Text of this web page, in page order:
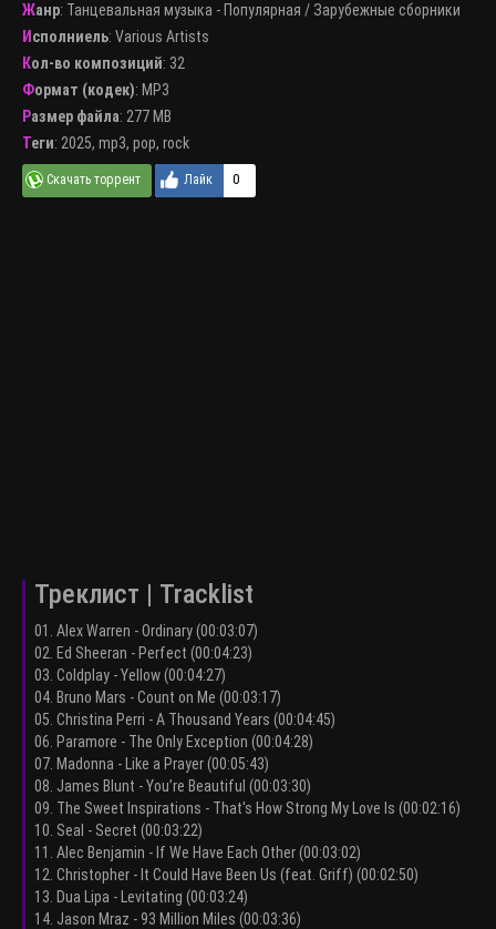
Жанр: Танцевальная музыка - Популярная / Зарубежные сборники
Исполниель: Various Artists
Кол-во композиций: 32
Формат (кодек): MP3
Размер файла: 277 MB
Теги: 2025, mp3, pop, rock
0
Треклист | Tracklist
01. Alex Warren - Ordinary (00:03:07)
02. Ed Sheeran - Perfect (00:04:23)
03. Coldplay - Yellow (00:04:27)
04. Bruno Mars - Count on Me (00:03:17)
05. Christina Perri - A Thousand Years (00:04:45)
06. Paramore - The Only Exception (00:04:28)
07. Madonna - Like a Prayer (00:05:43)
08. James Blunt - You’re Beautiful (00:03:30)
09. The Sweet Inspirations - That's How Strong My Love Is (00:02:16)
10. Seal - Secret (00:03:22)
11. Alec Benjamin - If We Have Each Other (00:03:02)
12. Christopher - It Could Have Been Us (feat. Griff) (00:02:50)
13. Dua Lipa - Levitating (00:03:24)
14. Jason Mraz - 93 Million Miles (00:03:36)